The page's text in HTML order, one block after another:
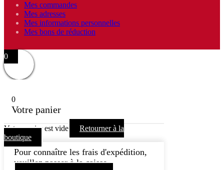
Mes commandes
Mes adresses
Mes informations personnelles
Mes bons de réduction
0
0
Votre panier
Votre panier est vide
Retourner à la
boutique
Pour connaître les frais d'expédition,
veuillez passer à la caisse.